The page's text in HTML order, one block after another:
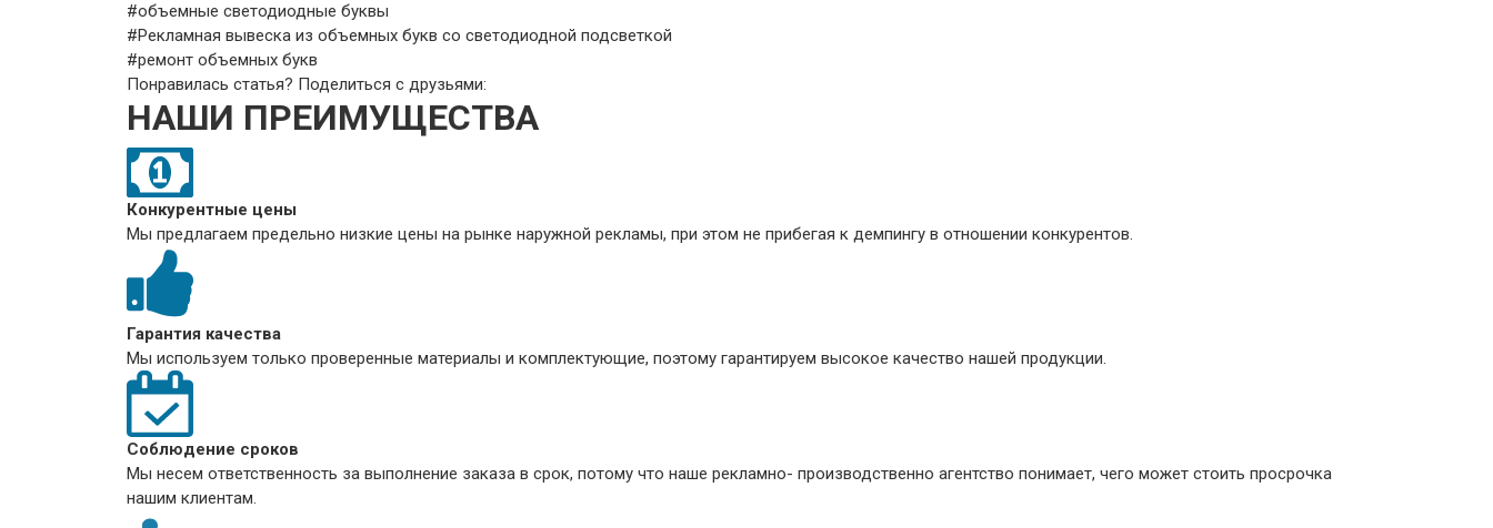
#объемные светодиодные буквы
#Рекламная вывеска из объемных букв со светодиодной подсветкой
#ремонт объемных букв
Понравилась статья? Поделиться с друзьями:
НАШИ ПРЕИМУЩЕСТВА
Конкурентные цены
Мы предлагаем предельно низкие цены на рынке наружной рекламы, при этом не прибегая к демпингу в отношении конкурентов.
Гарантия качества
Мы используем только проверенные материалы и комплектующие, поэтому гарантируем высокое качество нашей продукции.
Соблюдение сроков
Мы несем ответственность за выполнение заказа в срок, потому что наше рекламно- производственно агентство понимает, чего может стоить просрочка
нашим клиентам.